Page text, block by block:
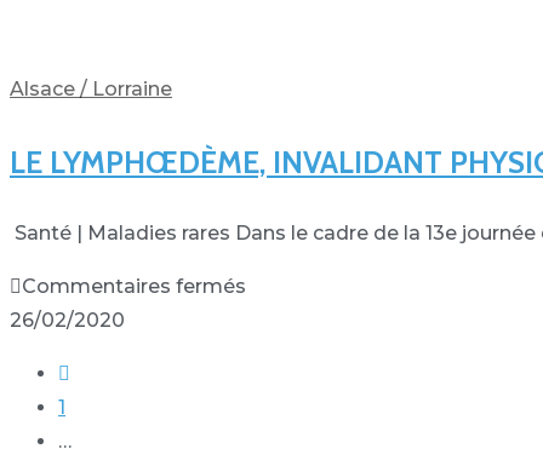
Alsace / Lorraine
LE LYMPHŒDÈME, INVALIDANT
Santé | Maladies rares Dans le cadre de la 13e
Commentaires fermés
26/02/2020
1
…